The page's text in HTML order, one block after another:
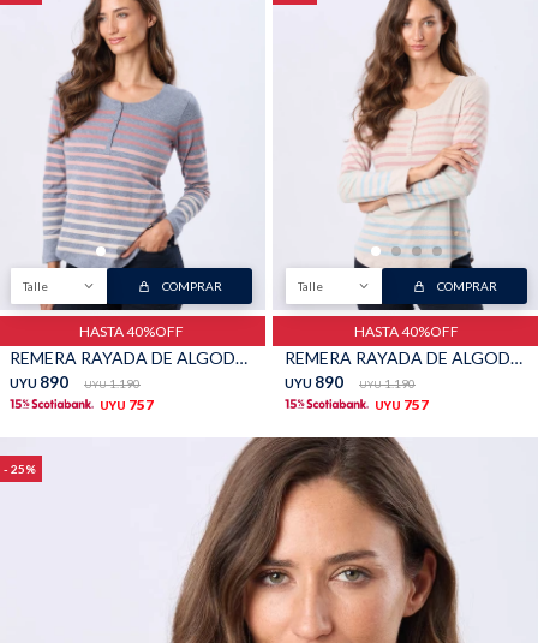
Talle COMPRAR
HASTA 40%OFF
REMERA RAYADA DE ALGODÓN - Azul
UYU 890 UYU 1.190
UYU 757
Talle COMPRAR
HASTA 40%OFF
REMERA RAYADA DE ALGODÓN - Beige
UYU 890 UYU 1.190
UYU 757
25